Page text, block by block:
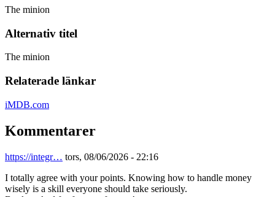
The minion
Alternativ titel
The minion
Relaterade länkar
iMDB.com
Kommentarer
https://integr… tors, 08/06/2026 - 22:16
I totally agree with your points. Knowing how to handle money
wisely is a skill everyone should take seriously.